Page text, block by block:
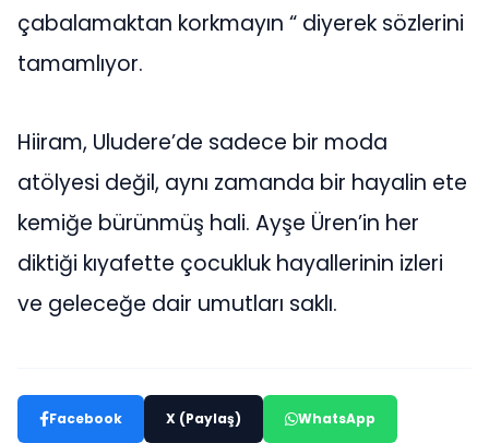
çabalamaktan korkmayın “ diyerek sözlerini
tamamlıyor.
Hiiram, Uludere’de sadece bir moda
atölyesi değil, aynı zamanda bir hayalin ete
kemiğe bürünmüş hali. Ayşe Üren’in her
diktiği kıyafette çocukluk hayallerinin izleri
ve geleceğe dair umutları saklı.
Facebook X (Paylaş) WhatsApp